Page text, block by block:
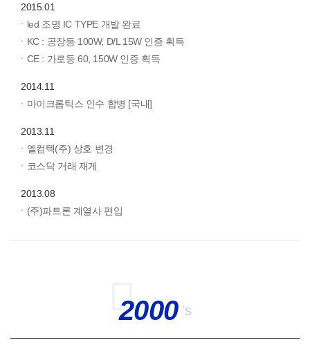
2015.01
ㆍled 조명 IC TYPE 개발 완료
ㆍKC : 공장등 100W, D/L 15W 인증 획득
ㆍCE : 가로등 60, 150W 인증 획득
2014.11
ㆍ마이크롭틱스 인수 합병 [국내]
2013.11
ㆍ엘컴텍(주) 상호 변경
ㆍ코스닥 거래 재게
2013.08
ㆍ(주)파트론 계열사 편입
2000 's